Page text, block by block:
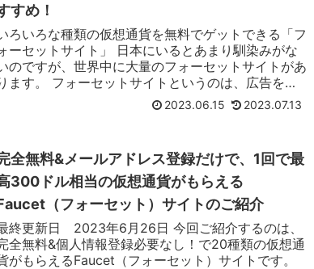
すめ！
ろいろな種類の仮想通貨を無料でゲットできる「フ
ーセットサイト」 日本にいるとあまり馴染みがな
のですが、世界中に大量のフォーセットサイトがあ
ます。 フォーセットサイトというのは、広告を見
る代わりに少額の仮想通貨をもらえるサイトだよ。
2023.06.15 2023.07.13
全無料&メールアドレス登録だけで、1回で最
300ドル相当の仮想通貨がもらえる
（フォーセット）サイトのご紹介
終更新日 2023年6月26日 今回ご紹介するのは、
全無料&個人情報登録必要なし！で20種類の仮想通
がもらえるFaucet（フォーセット）サイトです。